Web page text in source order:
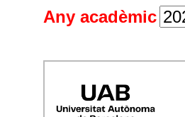
Any acadèmic